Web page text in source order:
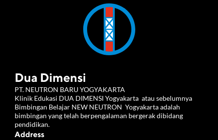
Dua Dimensi
PT. NEUTRON BARU YOGYAKARTA
Klinik Edukasi DUA DIMENSI Yogyakarta  atau sebelumnya
Bimbingan Belajar NEW NEUTRON  Yogyakarta adalah
bimbingan yang telah berpengalaman bergerak dibidang
pendidikan.
Address